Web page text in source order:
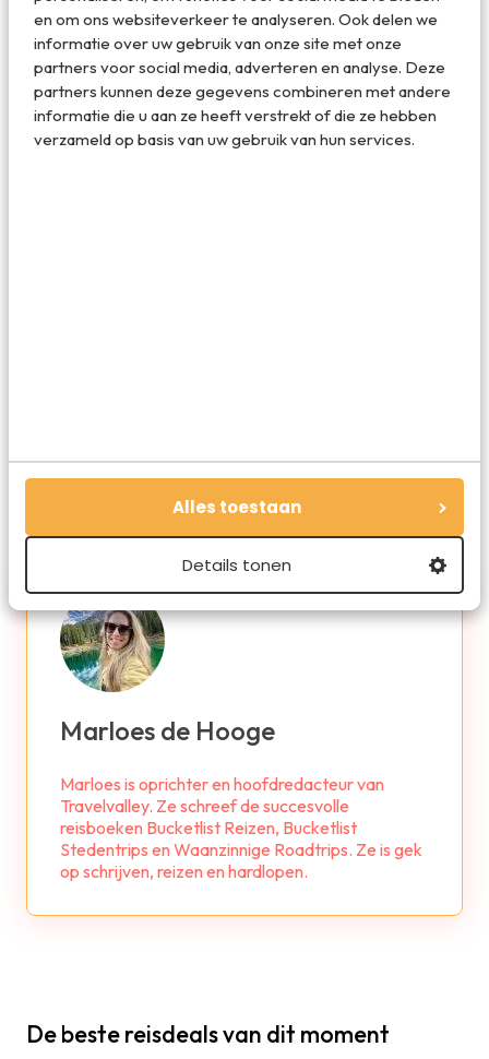
en om ons websiteverkeer te analyseren. Ook delen we
informatie over uw gebruik van onze site met onze
partners voor social media, adverteren en analyse. Deze
partners kunnen deze gegevens combineren met andere
informatie die u aan ze heeft verstrekt of die ze hebben
verzameld op basis van uw gebruik van hun services.
Alles toestaan
Details tonen
badkamer een houten klapdeurtje heeft. Niet handig is als
je voor het eerst een weekendje weg bent met je
geliefde. Met name op het toilet wel je wat privacy kan
gebruiken, toch? Of wat dacht je van ramen in de
badkamerdeur. Hoe mooi ook, een luxe hotelkamer hoort
de gast privacy te kunnen bieden.
Marloes de Hooge
Marloes is oprichter en hoofdredacteur van
Travelvalley. Ze schreef de succesvolle
reisboeken Bucketlist Reizen, Bucketlist
Stedentrips en Waanzinnige Roadtrips. Ze is gek
op schrijven, reizen en hardlopen.
De beste reisdeals van dit moment